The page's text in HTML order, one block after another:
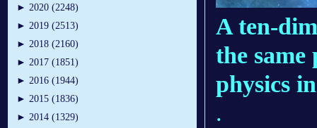
► 2020 (2248)
► 2019 (2513)
► 2018 (2160)
► 2017 (1851)
► 2016 (1944)
► 2015 (1836)
► 2014 (1329)
A ten-
the
physics
.